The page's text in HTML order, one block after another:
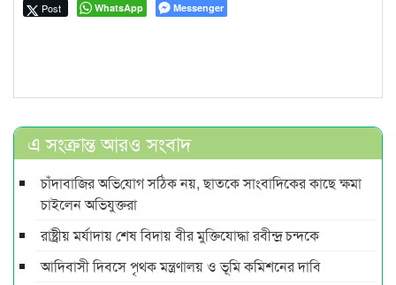
Post WhatsApp Messenger
এ সংক্রান্ত আরও সংবাদ
চাঁদাবা‌জির অ‌ভি‌যোগ স‌ঠিক নয়, ছাতকে সাংবাদিকের কাছে ক্ষমা
চাইলেন অভিযুক্তরা
রাষ্ট্রীয় মর্যাদায় শেষ বিদায় বীর মুক্তিযোদ্ধা রবীন্দ্র চন্দকে
আদিবাসী দিবসে পৃথক মন্ত্রণালয় ও ভূমি কমিশনের দাবি